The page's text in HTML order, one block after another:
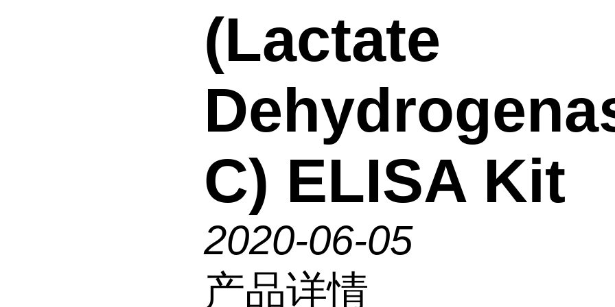
(Lactate
C) ELISA Kit
2020-06-05
产品详情